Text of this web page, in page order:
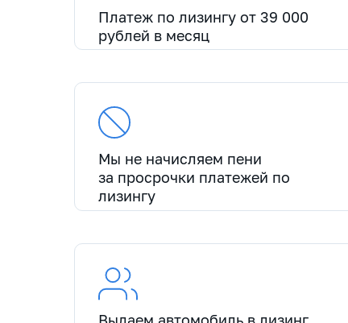
Платеж по лизингу от 39 000
рублей в месяц
Мы не начисляем пени
за просрочки платежей по
лизингу